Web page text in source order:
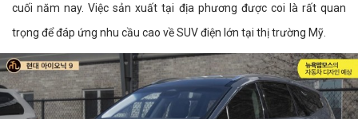
cuối năm nay. Việc sản xuất tại địa phương được coi là rất quan
trọng để đáp ứng nhu cầu cao về SUV điện lớn tại thị trường Mỹ.